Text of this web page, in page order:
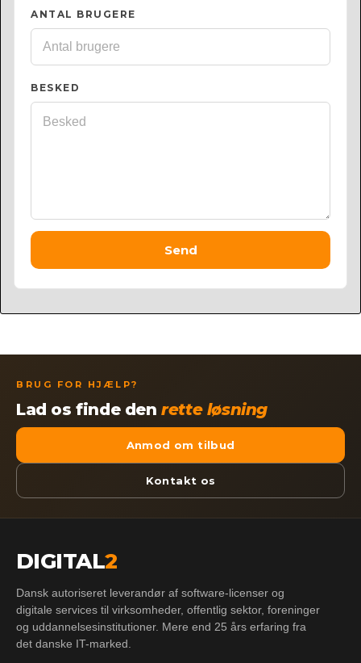
ANTAL BRUGERE
BESKED
Send
BRUG FOR HJÆLP?
Lad os finde denrette løsning
Anmod om tilbud
Kontakt os
DIGITAL2
Dansk autoriseret leverandør af software-licenser og
digitale services til virksomheder, offentlig sektor, foreninger
og uddannelsesinstitutioner. Mere end 25 års erfaring fra
det danske IT-marked.